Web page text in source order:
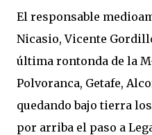
El responsable
Nicasio, Vicente
última rontonda de la
Polvoranca, Getafe,
quedando bajo tierra
por arriba el paso a